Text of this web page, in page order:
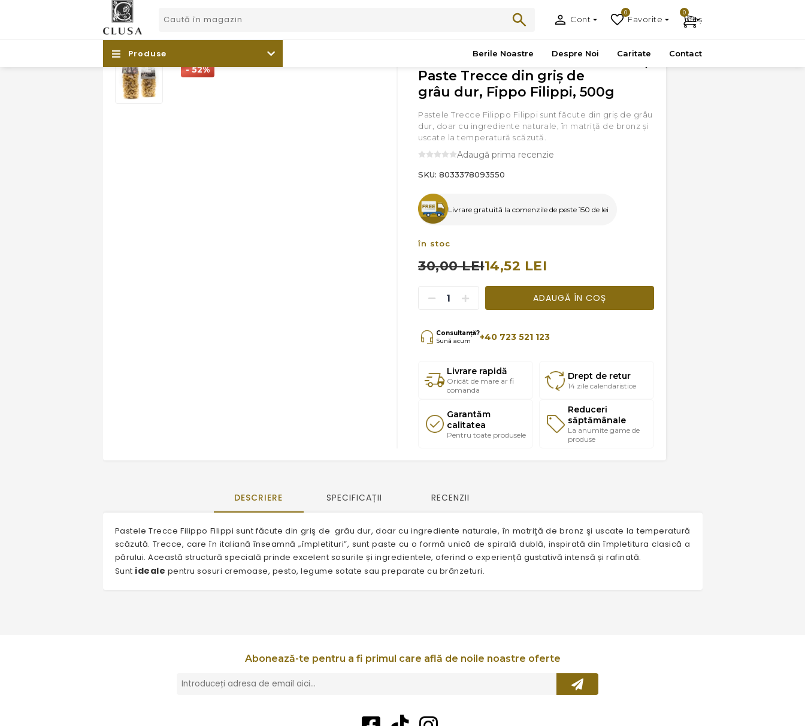
Cont Favorite
0
Coș
0
Berile Noastre Despre Noi Caritate Contact
Produse
Paste Trecce din griş de grâu dur, Fippo Filippi, 500g
- 52%
Paste Trecce din griş de
grâu dur, Fippo Filippi, 500g
Pastele Trecce Filippo Filippi sunt făcute din griş de grâu
dur, doar cu ingrediente naturale, în matriţă de bronz şi
uscate la temperatură scăzută.
Adaugă prima recenzie
SKU: 8033378093550
Livrare gratuită la comenzile de peste 150 de lei
în stoc
30,00 LEI14,52 LEI
ADAUGĂ ÎN COȘ
Consultanță?
Sună acum
+40 723 521 123
Livrare rapidă
Oricât de mare ar fi
comanda
Drept de retur
14 zile calendaristice
Garantăm
calitatea
Pentru toate produsele
Reduceri
săptămânale
La anumite game de
produse
DESCRIERE SPECIFICAȚII RECENZII
Pastele Trecce Filippo Filippi sunt făcute din griş de grâu dur, doar cu ingrediente naturale, în matriţă de bronz şi uscate la temperatură
scăzută. Trecce, care în italiană înseamnă „împletituri”, sunt paste cu o formă unică de spirală dublă, inspirată din împletitura clasică a
părului. Această structură specială prinde excelent sosurile și ingredientele, oferind o experiență gustativă intensă și rafinată.
Sunt ideale pentru sosuri cremoase, pesto, legume sotate sau preparate cu brânzeturi.
Abonează-te pentru a fi primul care află de noile noastre oferte